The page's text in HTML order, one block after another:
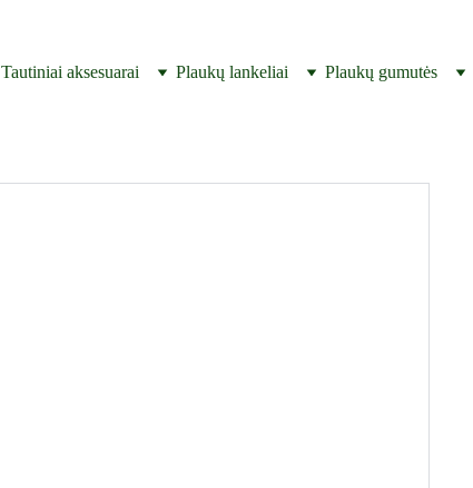
Tautiniai aksesuarai Plaukų lankeliai Plaukų gumutės